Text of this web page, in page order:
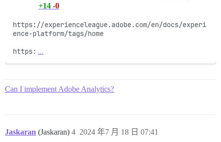
+14 -0
https://experienceleague.adobe.com/en/docs/experi
ence-platform/tags/home
https: …
Can I implement Adobe Analytics?
Jaskaran (Jaskaran) 2024 年7 月 18 日 07:41
4